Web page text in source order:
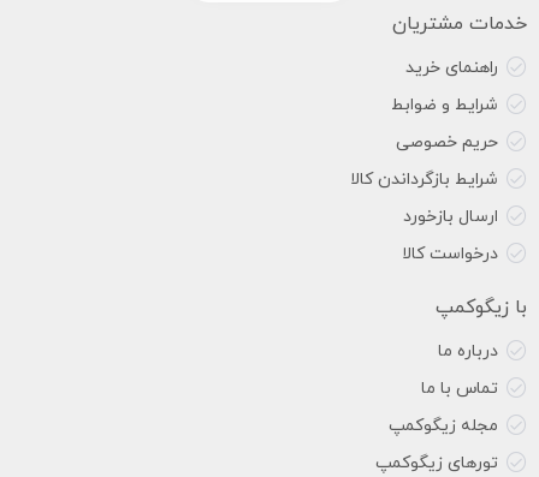
خدمات مشتریان
راهنمای خرید
شرایط و ضوابط
حریم خصوصی
شرایط بازگرداندن کالا
ارسال بازخورد
درخواست کالا
با زیگوکمپ
درباره ما
تماس با ما
مجله زیگوکمپ
تورهای زیگوکمپ